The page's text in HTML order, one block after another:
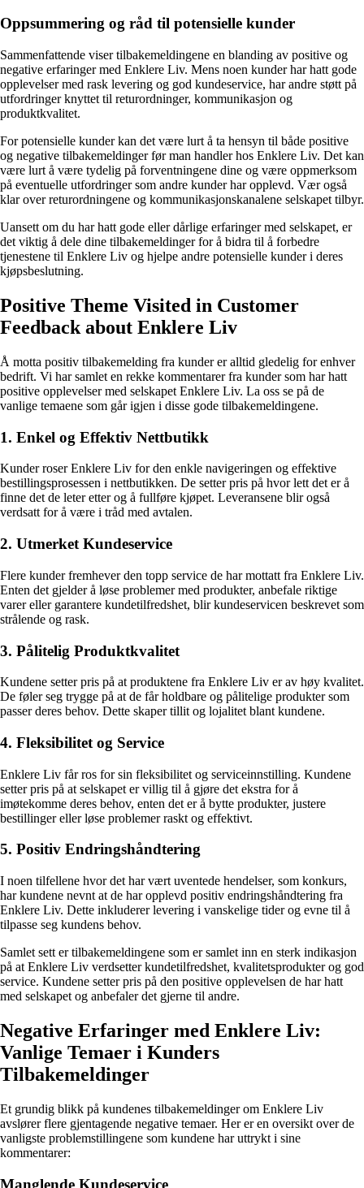
Oppsummering og råd til potensielle kunder
Sammenfattende viser tilbakemeldingene en blanding av positive og
negative erfaringer med Enklere Liv. Mens noen kunder har hatt gode
opplevelser med rask levering og god kundeservice, har andre støtt på
utfordringer knyttet til returordninger, kommunikasjon og
produktkvalitet.
For potensielle kunder kan det være lurt å ta hensyn til både positive
og negative tilbakemeldinger før man handler hos Enklere Liv. Det kan
være lurt å være tydelig på forventningene dine og være oppmerksom
på eventuelle utfordringer som andre kunder har opplevd. Vær også
klar over returordningene og kommunikasjonskanalene selskapet tilbyr.
Uansett om du har hatt gode eller dårlige erfaringer med selskapet, er
det viktig å dele dine tilbakemeldinger for å bidra til å forbedre
tjenestene til Enklere Liv og hjelpe andre potensielle kunder i deres
kjøpsbeslutning.
Positive Theme Visited in Customer
Feedback about Enklere Liv
Å motta positiv tilbakemelding fra kunder er alltid gledelig for enhver
bedrift. Vi har samlet en rekke kommentarer fra kunder som har hatt
positive opplevelser med selskapet Enklere Liv. La oss se på de
vanlige temaene som går igjen i disse gode tilbakemeldingene.
1. Enkel og Effektiv Nettbutikk
Kunder roser Enklere Liv for den enkle navigeringen og effektive
bestillingsprosessen i nettbutikken. De setter pris på hvor lett det er å
finne det de leter etter og å fullføre kjøpet. Leveransene blir også
verdsatt for å være i tråd med avtalen.
2. Utmerket Kundeservice
Flere kunder fremhever den topp service de har mottatt fra Enklere Liv.
Enten det gjelder å løse problemer med produkter, anbefale riktige
varer eller garantere kundetilfredshet, blir kundeservicen beskrevet som
strålende og rask.
3. Pålitelig Produktkvalitet
Kundene setter pris på at produktene fra Enklere Liv er av høy kvalitet.
De føler seg trygge på at de får holdbare og pålitelige produkter som
passer deres behov. Dette skaper tillit og lojalitet blant kundene.
4. Fleksibilitet og Service
Enklere Liv får ros for sin fleksibilitet og serviceinnstilling. Kundene
setter pris på at selskapet er villig til å gjøre det ekstra for å
imøtekomme deres behov, enten det er å bytte produkter, justere
bestillinger eller løse problemer raskt og effektivt.
5. Positiv Endringshåndtering
I noen tilfellene hvor det har vært uventede hendelser, som konkurs,
har kundene nevnt at de har opplevd positiv endringshåndtering fra
Enklere Liv. Dette inkluderer levering i vanskelige tider og evne til å
tilpasse seg kundens behov.
Samlet sett er tilbakemeldingene som er samlet inn en sterk indikasjon
på at Enklere Liv verdsetter kundetilfredshet, kvalitetsprodukter og god
service. Kundene setter pris på den positive opplevelsen de har hatt
med selskapet og anbefaler det gjerne til andre.
Negative Erfaringer med Enklere Liv:
Vanlige Temaer i Kunders
Tilbakemeldinger
Et grundig blikk på kundenes tilbakemeldinger om Enklere Liv
avslører flere gjentagende negative temaer. Her er en oversikt over de
vanligste problemstillingene som kundene har uttrykt i sine
kommentarer:
Manglende Kundeservice